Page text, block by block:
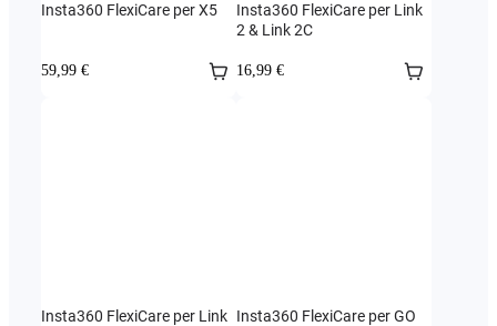
Insta360 FlexiCare per X5
59,99 €
Insta360 FlexiCare per Link
2 & Link 2C
16,99 €
Insta360 FlexiCare per Link Insta360 FlexiCare per GO